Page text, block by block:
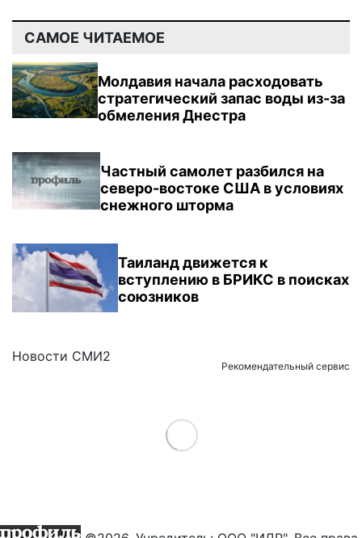
САМОЕ ЧИТАЕМОЕ
Молдавия начала расходовать
стратегический запас воды из-за
обмеления Днестра
Частный самолет разбился на
северо-востоке США в условиях
снежного шторма
Таиланд движется к
вступлению в БРИКС в поисках
союзников
Новости СМИ2
Рекомендательный сервис
Load More